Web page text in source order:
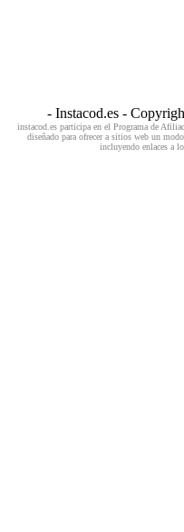
- Instacod.es -
instacod.es participa en el Programa de
diseñado para ofrecer a sitios web un
incluyendo enlaces a